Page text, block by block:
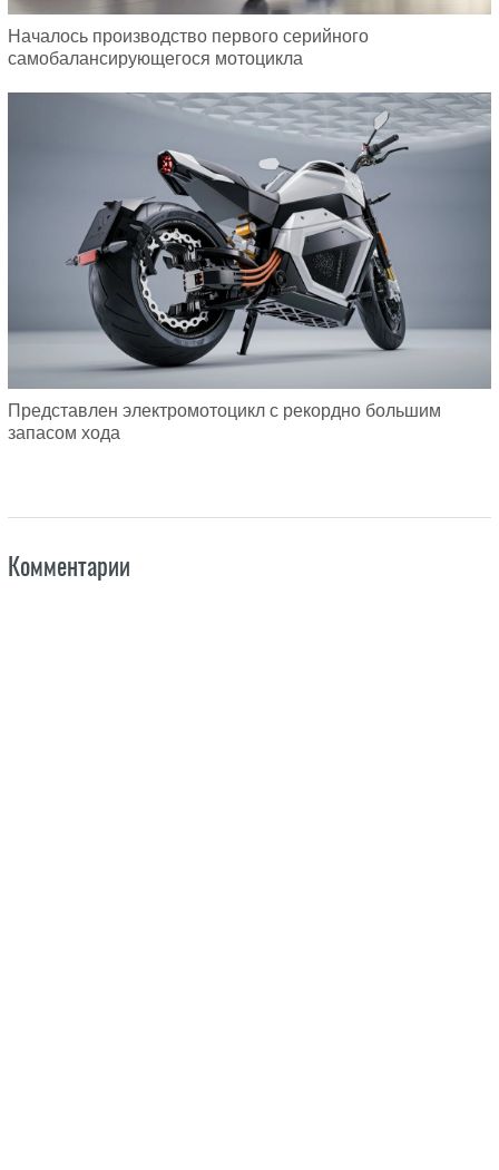
Началось производство первого серийного
самобалансирующегося мотоцикла
Представлен электромотоцикл с рекордно большим
запасом хода
Комментарии